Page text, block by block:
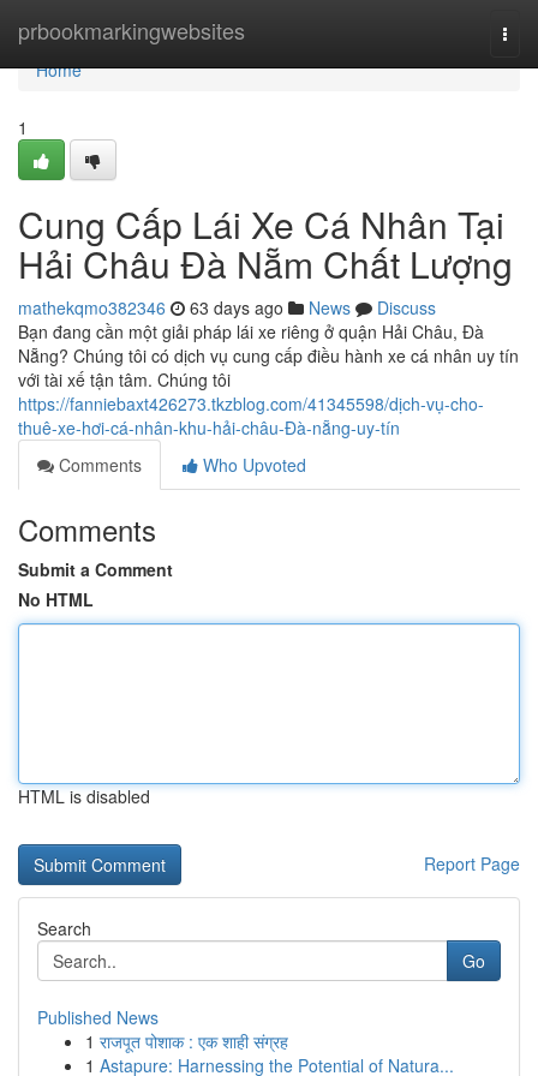
prbookmarkingwebsites
Home
Home
1
Cung Cấp Lái Xe Cá Nhân Tại
Hải Châu Đà Nẵm Chất Lượng
mathekqmo382346 63 days ago News
Discuss
Bạn đang cần một giải pháp lái xe riêng ở quận Hải Châu, Đà
Nẵng? Chúng tôi có dịch vụ cung cấp điều hành xe cá nhân uy tín
với tài xế tận tâm. Chúng tôi
https://fanniebaxt426273.tkzblog.com/41345598/dịch-vụ-cho-
thuê-xe-hơi-cá-nhân-khu-hải-châu-Đà-nẵng-uy-tín
Comments
Who Upvoted
Comments
Submit a Comment
No HTML
HTML is disabled
Report Page
Search
Go
Published News
1 राजपूत पोशाक : एक शाही संग्रह
1 Astapure: Harnessing the Potential of Natura...